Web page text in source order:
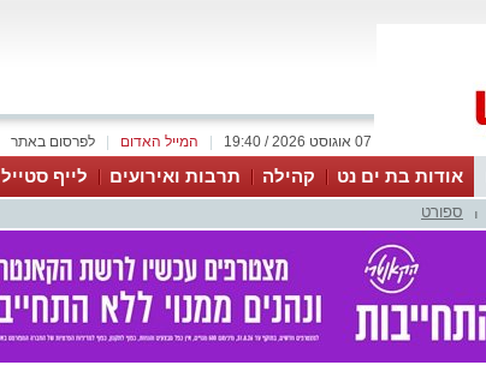
לפרסום באתר המייל האדום 07 אוגוסט 2026 / 19:40
אודות בת ים נט קהילה תרבות ואירועים לייף סטייל
ספורט